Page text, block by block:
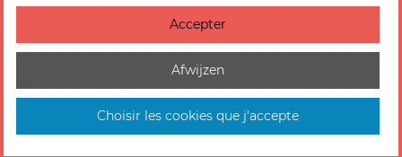
Titels
Accessibilité : non-conforme
Beheer van cookies
Plattegrond van de site
In Frankrijk gemaakt door
Accepter
Afwijzen
Choisir les cookies que j'accepte